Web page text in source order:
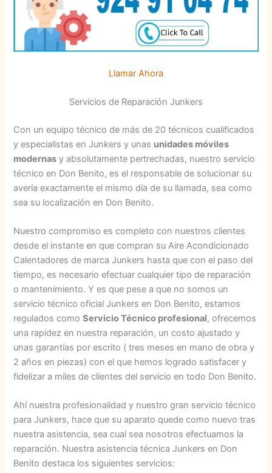
Llamar Ahora
Servicios de Reparación Junkers
Con un equipo técnico de más de 20 técnicos cualificados
y especialistas en Junkers y unas unidades móviles
modernas y absolutamente pertrechadas, nuestro servicio
técnico en Don Benito, es el responsable de solucionar su
avería exactamente el mismo día de su llamada, sea como
sea su localización en Don Benito.
Nuestro compromiso es completo con nuestros clientes
desde el instante en que compran su Aire Acondicionado
Calentadores de marca Junkers hasta que con el paso del
tiempo, es necesario efectuar cualquier tipo de reparación
o mantenimiento. Y es que pese a que no somos un
servicio técnico oficial Junkers en Don Benito, estamos
regulados comoServicio Técnico profesional, ofrecemos
una rapidez en nuestra reparación, un costo ajustado y
unas garantías por escrito ( tres meses en mano de obra y
2 años en piezas) con el que hemos logrado satisfacer y
fidelizar a miles de clientes del servicio en todo Don Benito.
Ahí nuestra profesionalidad y nuestro gran servicio técnico
para Junkers, hace que su aparato quede como nuevo tras
nuestra asistencia, sea cual sea nosotros efectuamos la
reparación. Nuestra asistencia técnica Junkers en Don
Benito destaca los siguientes servicios: